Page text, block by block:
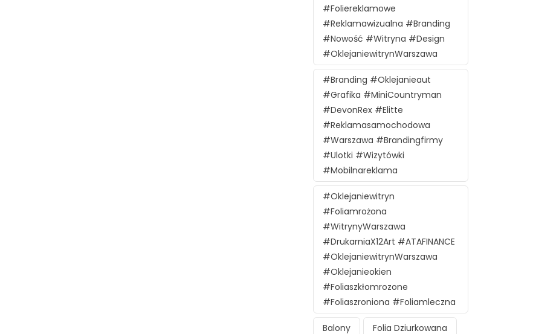
#foliereklamowe
#reklamawizualna #branding
#nowość #witryna #design
#oklejaniewitrynWarszawa
#branding #oklejanieaut
#grafika #MiniCountryman
#DevonRex #Elitte
#reklamasamochodowa
#Warszawa #brandingfirmy
#ulotki #wizytówki
#mobilnareklama
#oklejaniewitryn
#foliamrożona
#witrynyWarszawa
#DrukarniaX12Art #ATAFINANCE
#oklejaniewitrynWarszawa
#oklejanieokien
#foliaszkłomrozone
#foliaszroniona #foliamleczna
Balony Folia Dziurkowana